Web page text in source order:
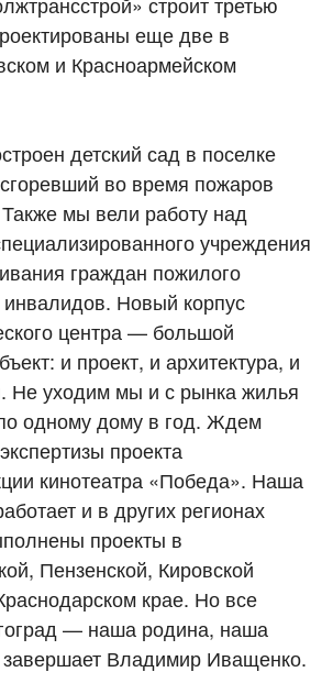
еще две в
и Красноармейском
детский сад в поселке
во время пожаров
мы вели работу над
учреждения
граждан пожилого
инвалидов. Новый корпус
центра — большой
и проект, и архитектура, и
Не уходим мы и с рынка жилья
одному дому в год. Ждем
проекта
кинотеатра «Победа». Наша
и в других регионах
проекты в
Пензенской, Кировской
крае. Но все
— наша родина, наша
Владимир Иващенко.